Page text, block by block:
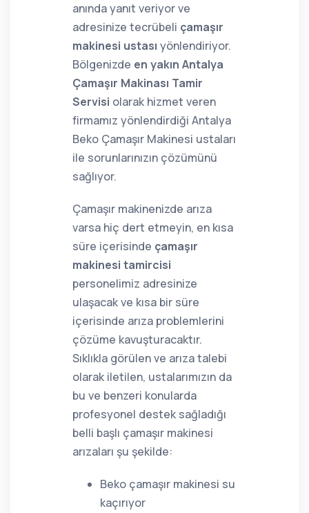
anında yanıt veriyor ve
adresinize tecrübeli çamaşır
makinesi ustası yönlendiriyor.
Bölgenizde en yakın Antalya
Çamaşır Makinası Tamir
Servisi olarak hizmet veren
firmamız yönlendirdiği Antalya
Beko Çamaşır Makinesi ustaları
ile sorunlarınızın çözümünü
sağlıyor.
Çamaşır makinenizde arıza
varsa hiç dert etmeyin, en kısa
süre içerisinde çamaşır
makinesi tamircisi
personelimiz adresinize
ulaşacak ve kısa bir süre
içerisinde arıza problemlerini
çözüme kavuşturacaktır.
Sıklıkla görülen ve arıza talebi
olarak iletilen, ustalarımızın da
bu ve benzeri konularda
profesyonel destek sağladığı
belli başlı çamaşır makinesi
arızaları şu şekilde:
Beko çamaşır makinesi su
kaçırıyor